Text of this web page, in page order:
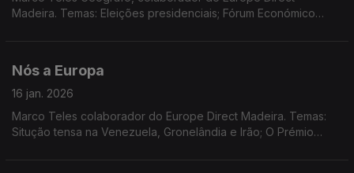
Madeira. Temas: Eleições presidenciais; Fórum Económico
Nós a Europa
16 jan. 2026
Marco Teles colaborador do Europe Direct Madeira. Temas:
Situção tensa na Venezuela, Gronelândia e Irão; O Prémio